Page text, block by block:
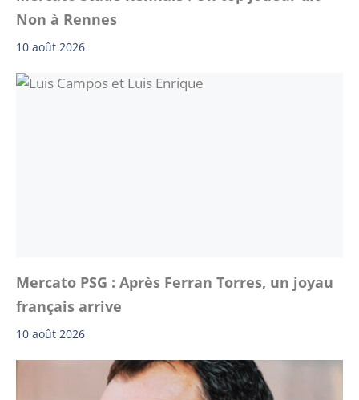
Non à Rennes
10 août 2026
Mercato PSG : Après Ferran Torres, un joyau
français arrive
10 août 2026